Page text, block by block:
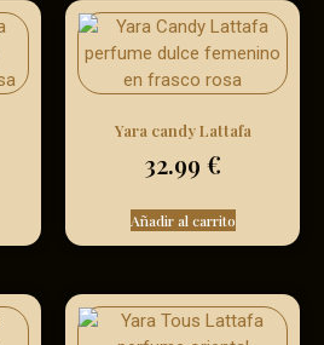
Yara candy Lattafa
32.99 €
Añadir al carrito